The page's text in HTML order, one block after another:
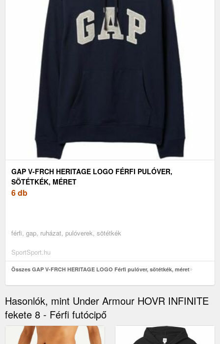
GAP V-FRCH HERITAGE LOGO FÉRFI PULÓVER,
SÖTÉTKÉK, MÉRET
6 db
férfi, gap, ruházat, pulóverek, sötétkék
SportSport.hu
Összes GAP V-FRCH HERITAGE LOGO Férfi pulóver, sötétkék, méret
Hasonlók, mint Under Armour HOVR INFINITE
fekete 8 - Férfi futócipő